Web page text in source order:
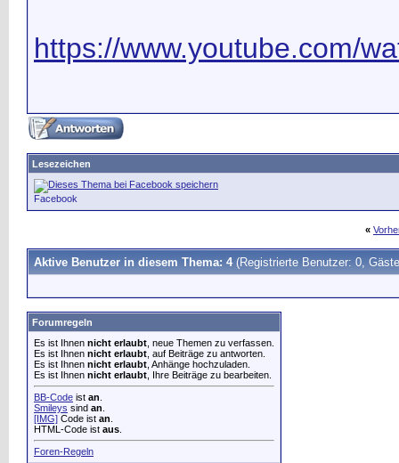
https://www.youtube.com/
Lesezeichen
Facebook
«
Aktive Benutzer in diesem Thema: 4 (Registrierte Benutzer: 0,
Forumregeln
Es ist Ihnen nicht erlaubt , neue Themen zu verfassen.
Es ist Ihnen nicht erlaubt , auf Beiträge zu antworten.
Es ist Ihnen nicht erlaubt , Anhänge hochzuladen.
Es ist Ihnen nicht erlaubt , Ihre Beiträge zu bearbeiten.
BB-Code ist an
Smileys sind an
[IMG] Code ist an
HTML-Code ist aus
Foren-Regeln